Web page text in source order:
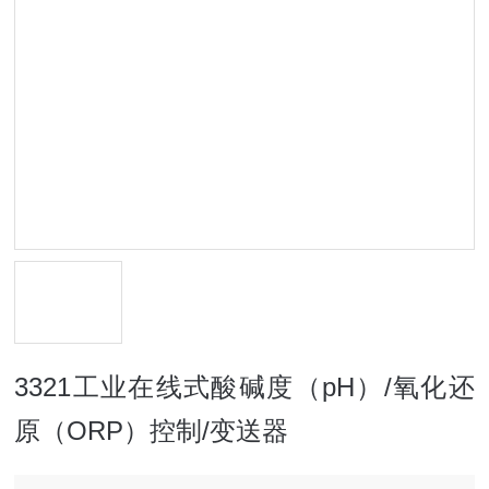
3321工业在线式酸碱度（pH）/氧化还
原（ORP）控制/变送器